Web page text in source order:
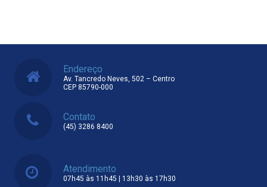
Endereço
Av. Tancredo Neves, 502 – Centro
CEP 85790-000
Contato
(45) 3286 8400
Atendimento
07h45 às 11h45 | 13h30 às 17h30